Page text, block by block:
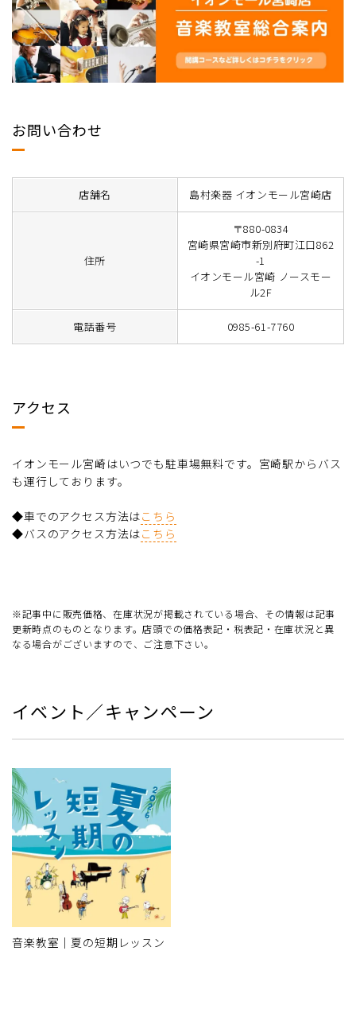
お問い合わせ
店舗名 島村楽器 イオンモール宮崎店
住所
〒880-0834
宮崎県宮崎市新別府町江口862
-1
イオンモール宮崎 ノースモー
ル2F
電話番号 0985-61-7760
アクセス
イオンモール宮崎はいつでも駐車場無料です。宮崎駅からバス
も運行しております。
◆車でのアクセス方法はこちら
◆バスのアクセス方法はこちら
※記事中に販売価格、在庫状況が掲載されている場合、その情報は記事
更新時点のものとなります。店頭での価格表記・税表記・在庫状況と異
なる場合がございますので、ご注意下さい。
イベント／キャンペーン
音楽教室｜夏の短期レッスン